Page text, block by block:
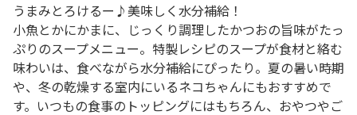
うまみとろけるー♪美味しく水分補給！
小魚とかにかまに、じっくり調理したかつおの旨味がたっ
ぷりのスープメニュー。特製レシピのスープが食材と絡む
味わいは、食べながら水分補給にぴったり。夏の暑い時期
や、冬の乾燥する室内にいるネコちゃんにもおすすめで
す。いつもの食事のトッピングにはもちろん、おやつやご